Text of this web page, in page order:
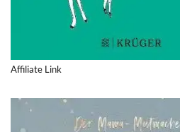
Affiliate Link